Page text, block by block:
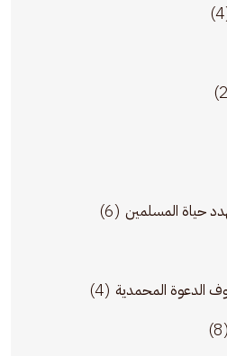
حياة المسلمين (6)
الدعوة المحمدية (4)
(8)